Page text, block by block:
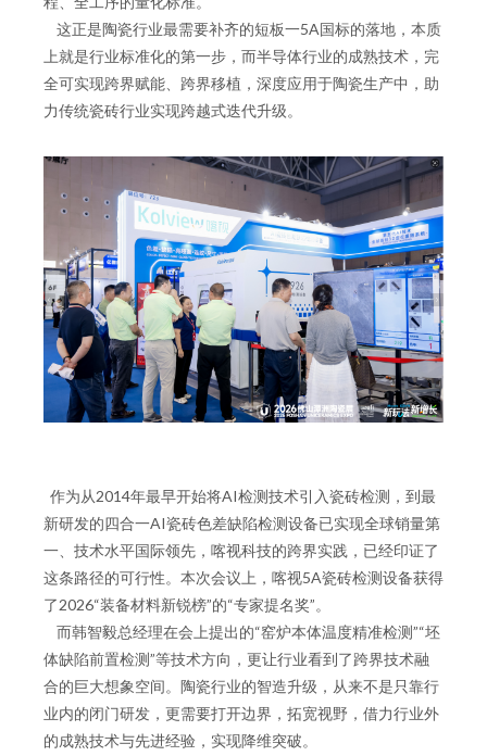
这正是陶瓷行业最需要补齐的短板一5A国标的落地，本质
上就是行业标准化的第一步，而半导体行业的成熟技术，完
全可实现跨界赋能、跨界移植，深度应用于陶瓷生产中，助
力传统瓷砖行业实现跨越式迭代升级。
作为从2014年最早开始将AI检测技术引入瓷砖检测，到最
新研发的四合一AI瓷砖色差缺陷检测设备已实现全球销量第
一、技术水平国际领先，喀视科技的跨界实践，已经印证了
这条路径的可行性。本次会议上，喀视5A瓷砖检测设备获得
了2026“装备材料新锐榜”的“专家提名奖”。
而韩智毅总经理在会上提出的“窑炉本体温度精准检测”“坯
体缺陷前置检测”等技术方向，更让行业看到了跨界技术融
合的巨大想象空间。陶瓷行业的智造升级，从来不是只靠行
业内的闭门研发，更需要打开边界，拓宽视野，借力行业外
的成熟技术与先进经验，实现降维突破。